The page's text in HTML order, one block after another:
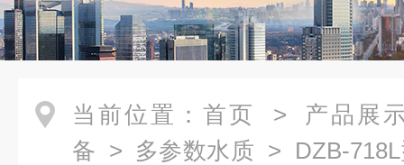
当前位置： 首页 > 产品展
备 > 多参数水质 > DZB-